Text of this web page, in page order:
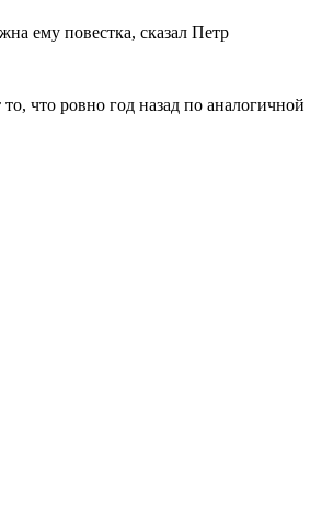
ему повестка, сказал Петр
что ровно год назад по аналогичной